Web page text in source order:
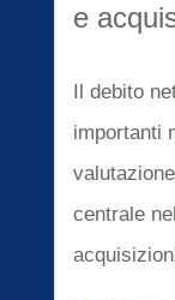
e
Il debito
importanti
centrale